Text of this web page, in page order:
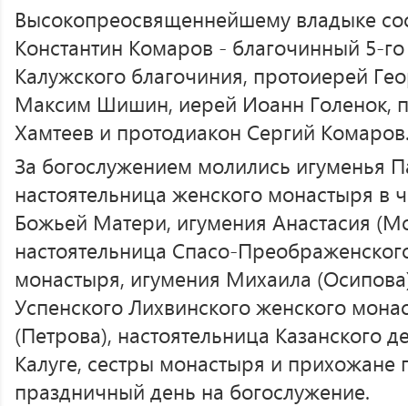
Высокопреосвященнейшему владыке
Константин Комаров - благочинный 5-го
Калужского благочиния, протоиерей
Максим Шишин, иерей Иоанн Голенок,
Хамтеев и протодиакон Сергий
За богослужением молились игуменья
настоятельница женского монастыря в
Божьей Матери, игумения Анастасия
настоятельница Спасо-
монастыря, игумения Михаила
Успенского Лихвинского женского
(Петрова), настоятельница Казанского
Калуге, сестры монастыря и прихожане
праздничный день на богослужение.